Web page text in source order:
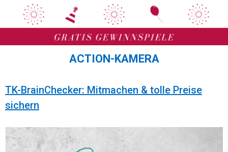
springen
springen
ACTION-KAMERA
TK-BrainChecker: Mitmachen & tolle Preise
sichern